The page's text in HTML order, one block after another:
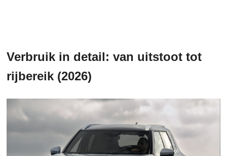
Verbruik in detail: van uitstoot tot
rijbereik (2026)